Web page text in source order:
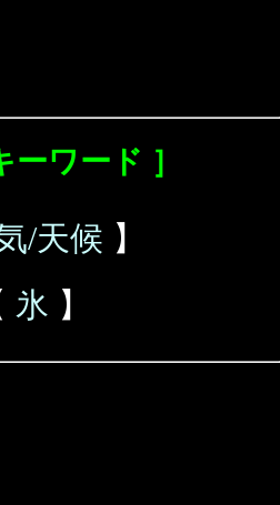
ーワード ］
/天候 】
氷 】